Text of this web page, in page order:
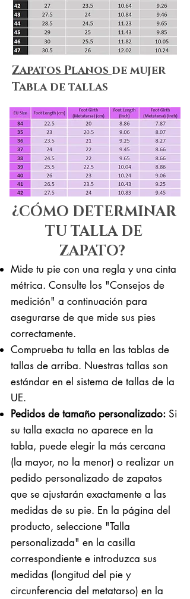
Zapatos Planos de mujer
Tabla de tallas
¿CÓMO DETERMINAR
TU TALLA DE
ZAPATO?
Mide tu pie con una regla y una cinta
métrica. Consulte los "Consejos de
medición" a continuación para
asegurarse de que mide sus pies
correctamente. ​​
Comprueba tu talla en las tablas de
tallas de arriba. Nuestras tallas son
estándar en el sistema de tallas de la
UE.
Pedidos de tamaño personalizado: Si
su talla exacta no aparece en la
tabla, puede elegir la más cercana
(la mayor, no la menor) o realizar un
pedido personalizado de zapatos
que se ajustarán exactamente a las
medidas de su pie. En la página del
producto, seleccione "Talla
personalizada" en la casilla
correspondiente e introduzca sus
medidas (longitud del pie y
circunferencia del metatarso) en la